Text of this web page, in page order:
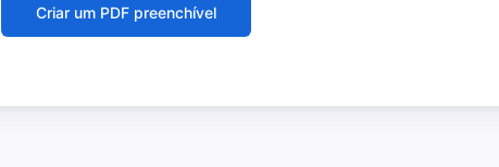
Criar um PDF preenchível